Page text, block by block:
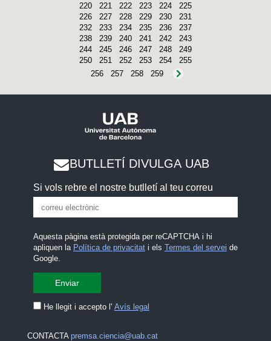
220
221 222 223 224
225
226
227 228 229 230
231
232
233 234 235 236
237
238
239 240 241 242
243
244
245 246 247 248
249
250
251 252 253 254
255
256
257 258 259
BUTLLETÍ DIVULGA UAB
Si vols rebre el nostre butlletí al teu correu
Aquesta pàgina està protegida per reCAPTCHA i hi
apliquen la Política de privacitati els Termes del servei de
Google.
He llegit i accepto l' Avís legal
CONTACTA premsa.ciencia@uab.cat